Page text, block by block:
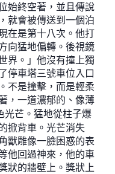
始終空著，並且傳說
就會被傳送到一個泊
在是第十八次。他打
向猛地偏轉。後視鏡
界。」他沒有撞上獨
停車塔三號車位入口
不是撞擊，而是輕柔
，一道濃郁的、像薄
光芒。猛地從柱子爆
掀背車。光芒消失
獸雕像一臉困惑的表
他回過神來，他的車
狀的牆壁上。獎狀上